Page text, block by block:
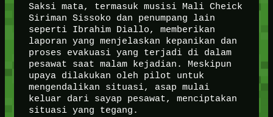
Saksi mata, termasuk musisi Mali Cheick
Siriman Sissoko dan penumpang lain
seperti Ibrahim Diallo, memberikan
laporan yang menjelaskan kepanikan dan
proses evakuasi yang terjadi di dalam
pesawat saat malam kejadian. Meskipun
upaya dilakukan oleh pilot untuk
mengendalikan situasi, asap mulai
keluar dari sayap pesawat, menciptakan
situasi yang tegang.